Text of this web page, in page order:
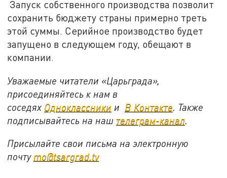
Запуск собственного производства позволит
сохранить бюджету страны примерно треть
этой суммы. Серийное производство будет
запущено в следующем году, обещают в
компании.
Уважаемые читатели «Царьграда»,
присоединяйтесь к нам в
соседях Одноклассники и В Контакте . Также
подписывайтесь на наш телеграм-канал
Присылайте свои письма на электронную
почту mo@tsargrad.tv